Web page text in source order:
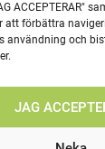
ACCEPTERAR"
att förbättra
användning och
JAG
Enjoy Travel